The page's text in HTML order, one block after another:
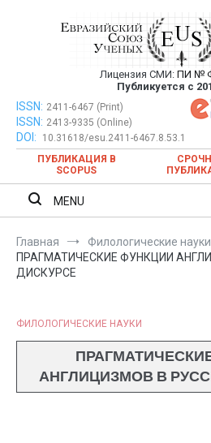
Евразийский
публикация
ежемесячном
Лицензия СМИ: ПИ №
Публикуется с
Евразийский Союз Ученых —
ежемесячном
ISSN: 2411-6467 (Print)
ISSN: 2413-9335 (Online)
DOI:
10.31618/esu.2411-6467.8.53.1
ПУБЛИКАЦИЯ В
SCOPUS
MENU
Главная
Филологические науки
ПРАГМАТИЧЕСКИЕ ФУНКЦИИ
ДИСКУРСЕ
ФИЛОЛОГИЧЕСКИЕ НАУКИ
АНГЛИЦИЗМОВ В